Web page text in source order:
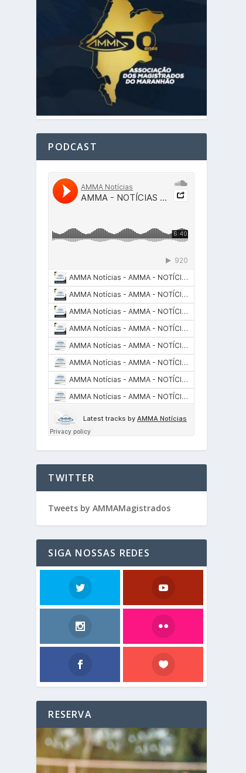
PODCAST
TWITTER
Tweets by AMMAMagistrados
SIGA NOSSAS REDES
RESERVA